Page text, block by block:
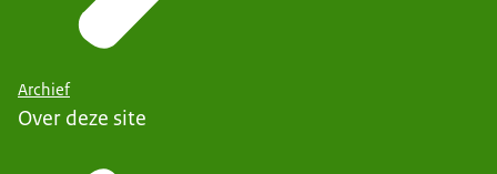
Archief
Over deze site